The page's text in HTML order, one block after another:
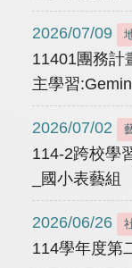
2026/07/09
11401團務計
主學習
2026/07/02
114-2跨校學
_國小表藝組
2026/06/26
114學年度第